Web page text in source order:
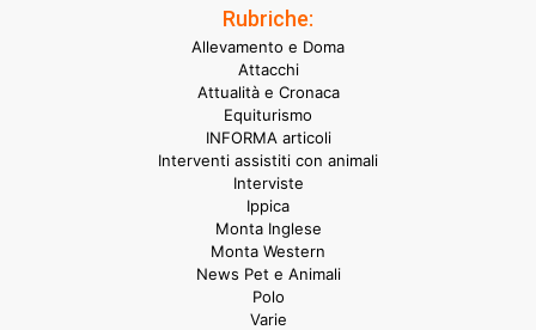
Rubriche:
Allevamento e Doma
Attacchi
Attualità e Cronaca
Equiturismo
INFORMA articoli
Interventi assistiti con animali
Interviste
Ippica
Monta Inglese
Monta Western
News Pet e Animali
Polo
Varie